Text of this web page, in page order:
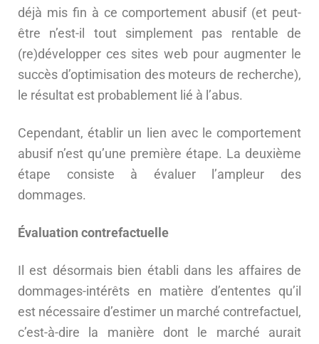
déjà mis fin à ce comportement abusif (et peut-
être n’est-il tout simplement pas rentable de
(re)développer ces sites web pour augmenter le
succès d’optimisation des moteurs de recherche),
le résultat est probablement lié à l’abus.
Cependant, établir un lien avec le comportement
abusif n’est qu’une première étape. La deuxième
étape consiste à évaluer l’ampleur des
dommages.
Évaluation contrefactuelle
Il est désormais bien établi dans les affaires de
dommages-intérêts en matière d’ententes qu’il
est nécessaire d’estimer un marché contrefactuel,
c’est-à-dire la manière dont le marché aurait